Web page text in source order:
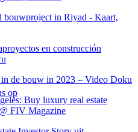
op
bouwproject in Riyad - Kaart,
de bouw in 2023 – Video Doku